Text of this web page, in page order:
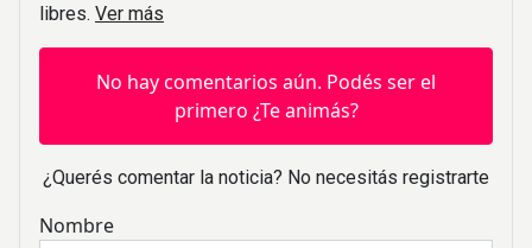
libres. Ver más
No hay comentarios aún. Podés ser el
primero ¿Te animás?
¿Querés comentar la noticia? No necesitás registrarte
Nombre